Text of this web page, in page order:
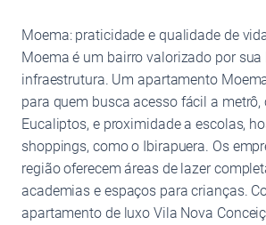
Moema: praticidade e qualidade de
Moema é um bairro valorizado por
infraestrutura. Um apartamento
para quem busca acesso fácil a
Eucaliptos, e proximidade a escolas,
shoppings, como o Ibirapuera. Os
região oferecem áreas de lazer
academias e espaços para crianças.
apartamento de luxo Vila Nova